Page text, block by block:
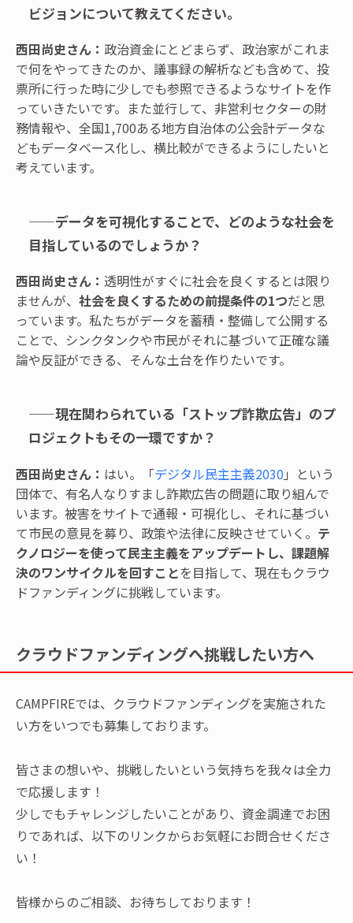
ビジョンについて教えてください。
西田尚史さん： 政治資金にとどまらず、政治家がこれま
で何をやってきたのか、議事録の解析なども含めて、投
票所に行った時に少しでも参照できるようなサイトを作
っていきたいです。また並行して、非営利セクターの財
務情報や、全国1,700ある地方自治体の公会計データな
どもデータベース化し、横比較ができるようにしたいと
考えています。
——データを可視化することで、どのような社会を
目指しているのでしょうか？
西田尚史さん： 透明性がすぐに社会を良くするとは限り
ませんが、 社会を良くするための前提条件の1つだと思
っています。私たちがデータを蓄積・整備して公開する
ことで、シンクタンクや市民がそれに基づいて正確な議
論や反証ができる、そんな土台を作りたいです。
——現在関わられている「ストップ詐欺広告」のプ
ロジェクトもその一環ですか？
西田尚史さん： はい。「デジタル民主主義2030 」という
団体で、有名人なりすまし詐欺広告の問題に取り組んで
います。被害をサイトで通報・可視化し、それに基づい
て市民の意見を募り、政策や法律に反映させていく。 テ
クノロジーを使って民主主義をアップデートし、課題解
決のワンサイクルを回すことを目指して、現在もクラウ
ドファンディングに挑戦しています。
クラウドファンディングへ挑戦したい方へ
CAMPFIREでは、クラウドファンディングを実施された
い方をいつでも募集しております。
皆さまの想いや、挑戦したいという気持ちを我々は全力
で応援します！
少しでもチャレンジしたいことがあり、資金調達でお困
りであれば、以下のリンクからお気軽にお問合せくださ
い！
皆様からのご相談、お待ちしております！